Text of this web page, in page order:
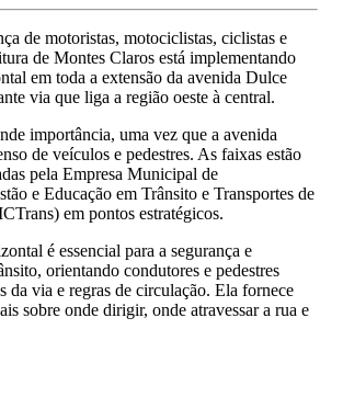
de motoristas, motociclistas, ciclistas e
de Montes Claros está implementando
em toda a extensão da avenida Dulce
via que liga a região oeste à central.
importância, uma vez que a avenida
de veículos e pedestres. As faixas estão
pela Empresa Municipal de
e Educação em Trânsito e Transportes de
em pontos estratégicos.
é essencial para a segurança e
orientando condutores e pedestres
da via e regras de circulação. Ela fornece
sobre onde dirigir, onde atravessar a rua e